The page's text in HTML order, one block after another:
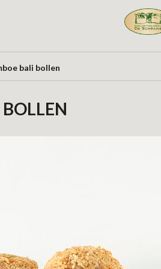
bali bollen